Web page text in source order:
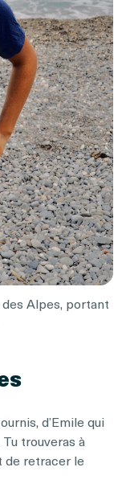
Alpes, portant
d’Emile qui
trouveras à
de retracer le